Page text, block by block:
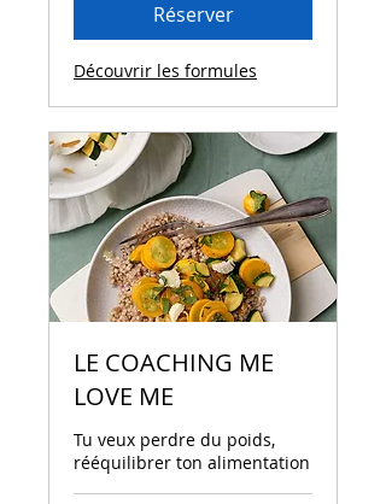
Réserver
Découvrir les formules
LE COACHING ME
LOVE ME
Tu veux perdre du poids,
rééquilibrer ton alimentation